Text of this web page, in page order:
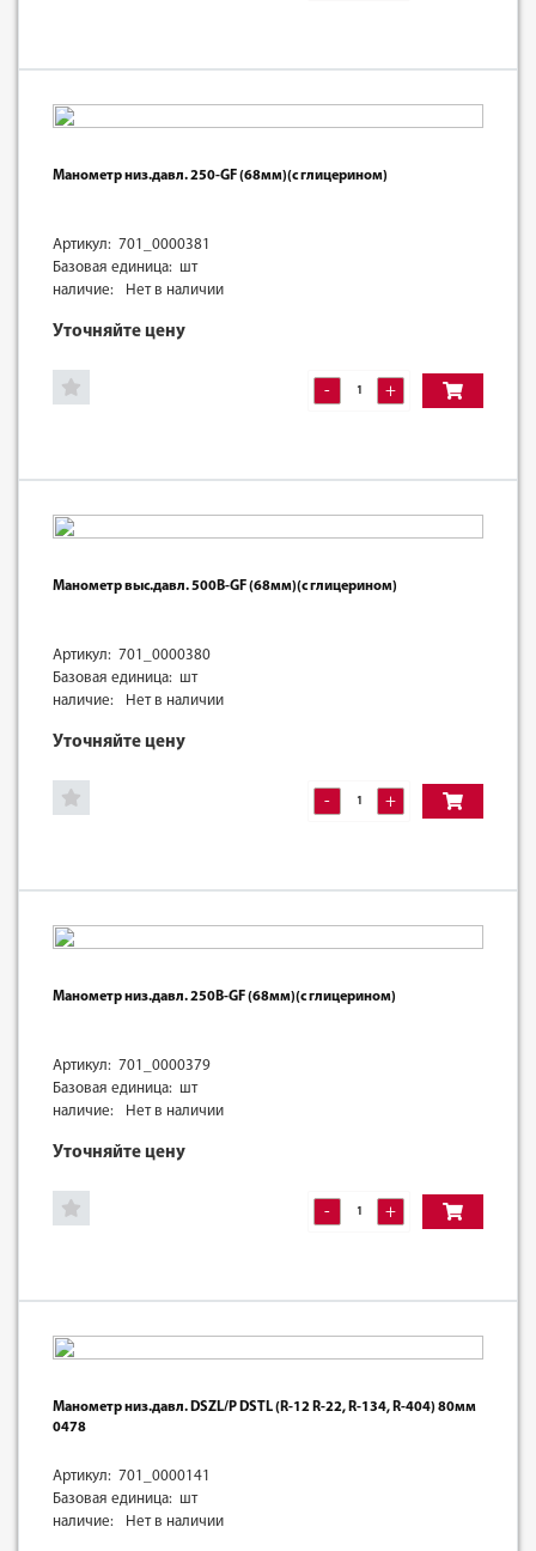
Манометр низ.давл. 250-GF (68мм)(с глицерином)
Артикул: 701_0000381
Базовая единица: шт
наличие:
Нет в наличии
Уточняйте цену
- +
Манометр выс.давл. 500B-GF (68мм)(с глицерином)
Артикул: 701_0000380
Базовая единица: шт
наличие:
Нет в наличии
Уточняйте цену
- +
Манометр низ.давл. 250B-GF (68мм)(с глицерином)
Артикул: 701_0000379
Базовая единица: шт
наличие:
Нет в наличии
Уточняйте цену
- +
Манометр низ.давл. DSZL/P DSТL (R-12 R-22, R-134, R-404) 80мм
0478
Артикул: 701_0000141
Базовая единица: шт
наличие:
Нет в наличии